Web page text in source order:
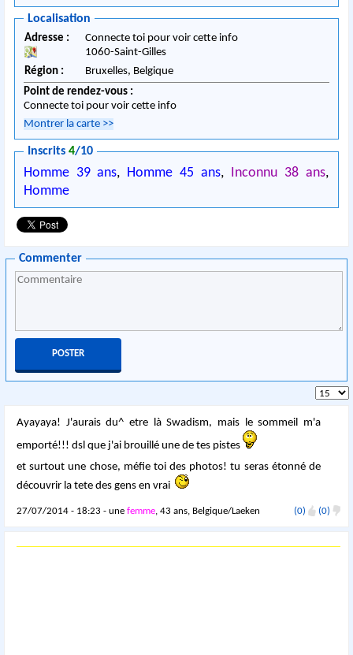
Localisation
Adresse :
Connecte toi pour voir cette info
1060-Saint-Gilles
Région :
Bruxelles, Belgique
Point de rendez-vous :
Connecte toi pour voir cette info
Montrer la carte >>
Inscrits4/10
Homme 39 ans, Homme 45 ans, Inconnu 38 ans,
Homme
Commenter
Ayayaya! J'aurais du^ etre là Swadism, mais le sommeil m'a
emporté!!! dsl que j'ai brouillé une de tes pistes
et surtout une chose, méfie toi des photos! tu seras étonné de
découvrir la tete des gens en vrai
27/07/2014 - 18:23 - unefemme, 43 ans, Belgique/Laeken (0) (0)